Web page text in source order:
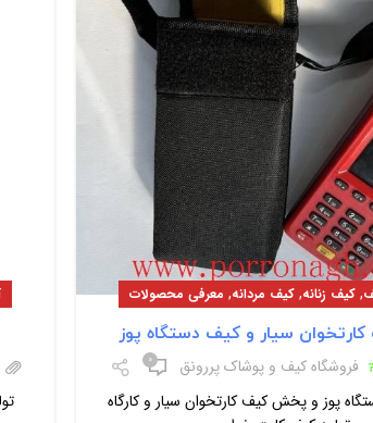
, کیف زنانه, کیف مردانه, معرفی محصولات
سیار و کیف دستگاه پوز
فروشگاه کیف و پوشاک پررونق ۰
پوز و پخش کیف کارتخوان سیار و کارگاه